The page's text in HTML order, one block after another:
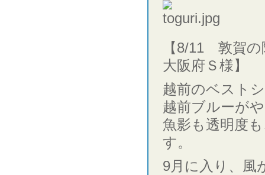
【8/11 敦賀
大阪府Ｓ様】
越前のベスト
越前ブルーが
魚影も透明度
す。
9月に入り、風